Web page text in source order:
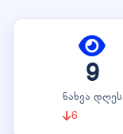
9
ნახვა დღეს
6